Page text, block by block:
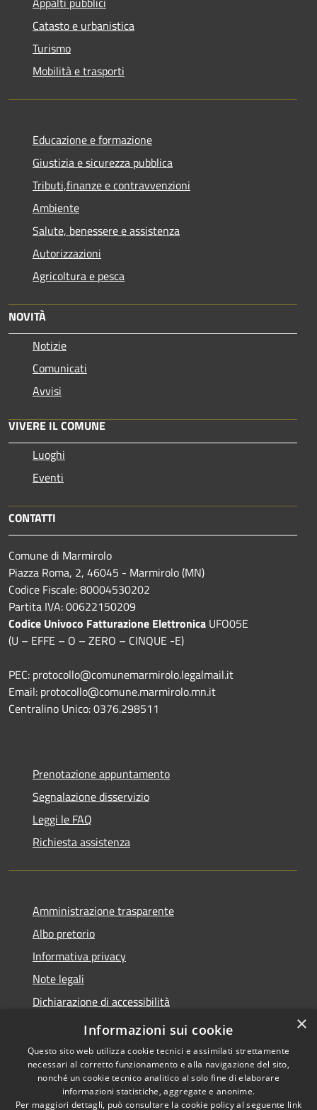
Catasto e urbanistica
Turismo
Mobilità e trasporti
Educazione e formazione
Giustizia e sicurezza pubblica
Tributi,finanze e contravvenzioni
Ambiente
Salute, benessere e assistenza
Autorizzazioni
Agricoltura e pesca
NOVITÀ
Notizie
Comunicati
Avvisi
VIVERE IL COMUNE
Luoghi
Eventi
CONTATTI
Comune di Marmirolo
Piazza Roma, 2, 46045 - Marmirolo (MN)
Codice Fiscale: 80004530202
Partita IVA: 00622150209
Codice Univoco Fatturazione Elettronica UFO05E
(U – EFFE – O – ZERO – CINQUE -E)
PEC: protocollo@comunemarmirolo.legalmail.it
Email: protocollo@comune.marmirolo.mn.it
Centralino Unico: 0376.298511
Prenotazione appuntamento
Segnalazione disservizio
Leggi le FAQ
Richiesta assistenza
Amministrazione trasparente
Albo pretorio
Informativa privacy
Note legali
Dichiarazione di accessibilità
Obiettivi di accessibilità
Copyright © 2026 • Comune di
×
Informazioni sui cookie
Questo sito web utilizza cookie tecnici e assimilati strettamente
necessari al corretto funzionamento e alla navigazione del sito,
nonché un cookie tecnico analitico al solo fine di elaborare
informazioni statistiche, aggregate e anonime.
Per maggiori dettagli, può consultare la cookie policy al seguente link